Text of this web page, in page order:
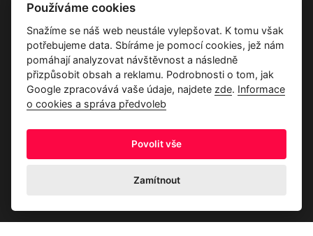
Průvodce tkaninami
Kontakty
Ochrana osobních údajů
Používáme cookies
Snažíme se náš web neustále vylepšovat. K tomu však
potřebujeme data. Sbíráme je pomocí cookies, jež nám
pomáhají analyzovat návštěvnost a následně
přizpůsobit obsah a reklamu. Podrobnosti o tom, jak
Google zpracovává vaše údaje, najdete zde. Informace
o cookies a správa předvoleb
Povolit vše
Zamítnout